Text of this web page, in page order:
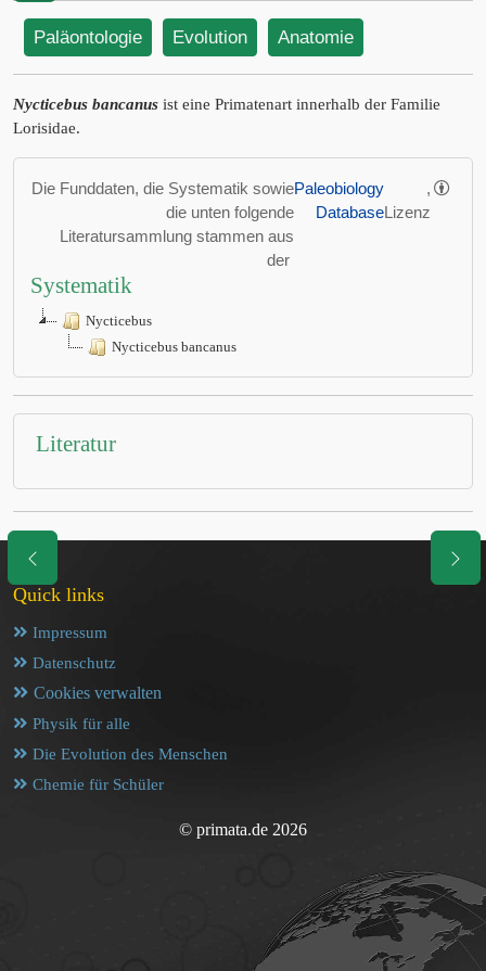
Paläontologie Evolution Anatomie
Nycticebus bancanus ist eine Primatenart innerhalb der Familie
Lorisidae.
Die Funddaten, die Systematik sowie
die unten folgende
Literatursammlung stammen aus
der
Paleobiology
Database
,
Lizenz
Systematik
Nycticebus
Nycticebus bancanus
Literatur
Quick links
Impressum
Datenschutz
Cookies verwalten
Physik für alle
Die Evolution des Menschen
Chemie für Schüler
© primata.de 2026